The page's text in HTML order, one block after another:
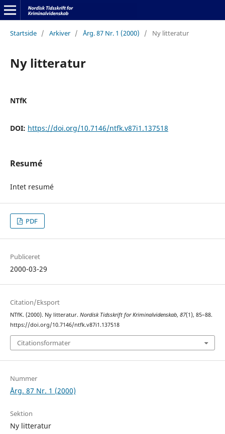
Startside / Arkiver / Årg. 87 Nr. 1 (2000) / Ny litteratur
Ny litteratur
NTfK
DOI: https://doi.org/10.7146/ntfk.v87i1.137518
Resumé
Intet resumé
PDF
Publiceret
2000-03-29
Citation/Eksport
NTfK. (2000). Ny litteratur. Nordisk Tidsskrift for Kriminalvidenskab, 87(1), 85–88.
https://doi.org/10.7146/ntfk.v87i1.137518
Citationsformater
Nummer
Årg. 87 Nr. 1 (2000)
Sektion
Ny litteratur